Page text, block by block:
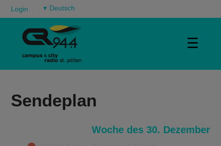
Login ▾
☰
Sendeplan
Woche des 30. Dezember